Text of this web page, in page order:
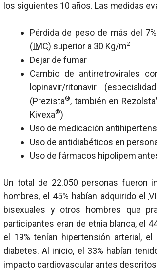
los siguientes 10 años. Las medidas
Pérdida de peso de más del
(IMC) superior a 30 Kg/m2
Dejar de fumar
Cambio de antirretrovirales
lopinavir/ritonavir
(Prezista®, también en Rezolsta
Kivexa®)
Uso de medicación
Uso de antidiabéticos en
Uso de fármacos
Un total de 22.050 personas fueron
hombres, el 45% habían adquirido el
bisexuales y otros hombres que
participantes eran de etnia blanca, el
el 19% tenían hipertensión arterial,
diabetes. Al inicio, el 33% habían
impacto cardiovascular antes